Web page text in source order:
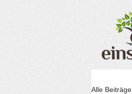
Alle Beiträge